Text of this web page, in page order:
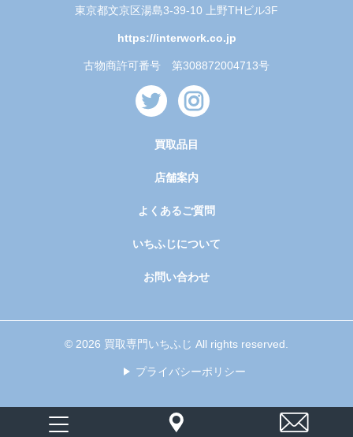
東京都文京区湯島3-39-10 上野THビル3F
https://interwork.co.jp
古物商許可番号 第308872004713号
買取品目
店舗案内
よくあるご質問
いちふじについて
お問い合わせ
© 2026 買取専門いちふじ All rights reserved.
プライバシーポリシー